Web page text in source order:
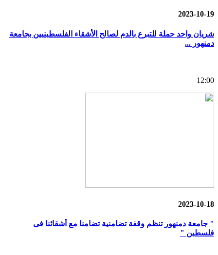
2023-10-19
شريان واحد حملة للتبرع بالدم لصالح الأشقاء الفلسطينيين بجامعة
دمنهور ...
12:00
2023-10-18
" جامعة دمنهور تنظم وقفة تضامنية تضامنا مع أشقائنا فى
فلسطين "